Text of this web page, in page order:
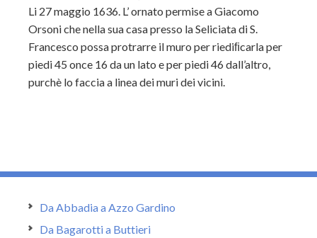
Li 27 maggio 1636. L’ ornato permise a Giacomo
Orsoni che nella sua casa presso la Seliciata di S.
Francesco possa protrarre il muro per riediﬁcarla per
piedi 45 once 16 da un lato e per piedi 46 dall’altro,
purchè lo faccia a linea dei muri dei vicini.
Da Abbadia a Azzo Gardino
Da Bagarotti a Buttieri